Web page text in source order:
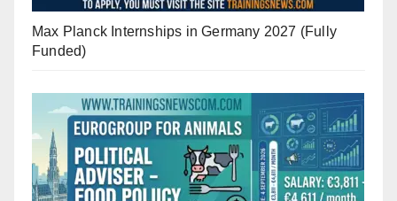
Max Planck Internships in Germany 2027 (Fully
Funded)